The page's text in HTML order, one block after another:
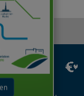
TikTok
YouTube
LinkedIn